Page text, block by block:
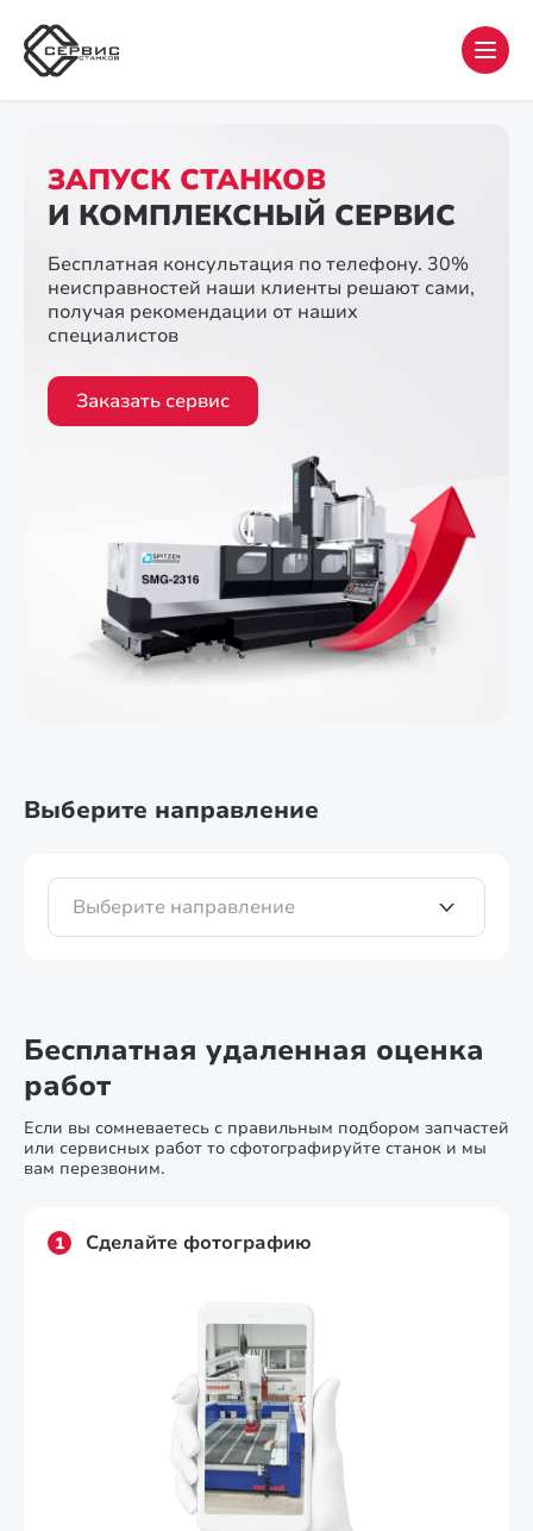
ЗАПУСК СТАНКОВ
И КОМПЛЕКСНЫЙ СЕРВИС
Бесплатная консультация по телефону. 30%
неисправностей наши клиенты решают сами,
получая рекомендации от наших
специалистов
Заказать сервис
Выберите направление
Бесплатная удаленная оценка
работ
Если вы сомневаетесь с правильным подбором запчастей
или сервисных работ то сфотографируйте станок и мы
вам перезвоним.
1 Сделайте фотографию